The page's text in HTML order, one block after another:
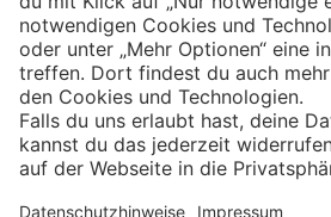
Impressum